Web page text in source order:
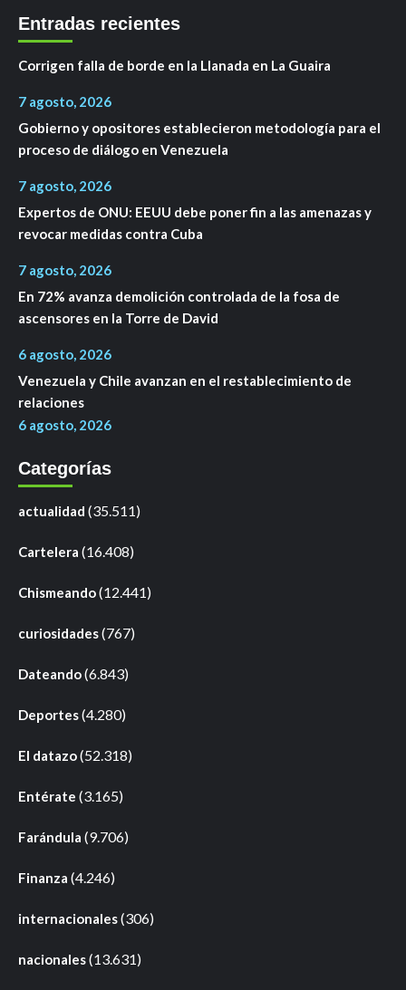
Entradas recientes
Corrigen falla de borde en la Llanada en La Guaira
7 agosto, 2026
Gobierno y opositores establecieron metodología para el
proceso de diálogo en Venezuela
7 agosto, 2026
Expertos de ONU: EEUU debe poner fin a las amenazas y
revocar medidas contra Cuba
7 agosto, 2026
En 72% avanza demolición controlada de la fosa de
ascensores en la Torre de David
6 agosto, 2026
Venezuela y Chile avanzan en el restablecimiento de
relaciones
6 agosto, 2026
Categorías
actualidad (35.511)
Cartelera (16.408)
Chismeando(12.441)
curiosidades(767)
Dateando(6.843)
Deportes(4.280)
El datazo(52.318)
Entérate (3.165)
Farándula (9.706)
Finanza (4.246)
internacionales(306)
nacionales(13.631)